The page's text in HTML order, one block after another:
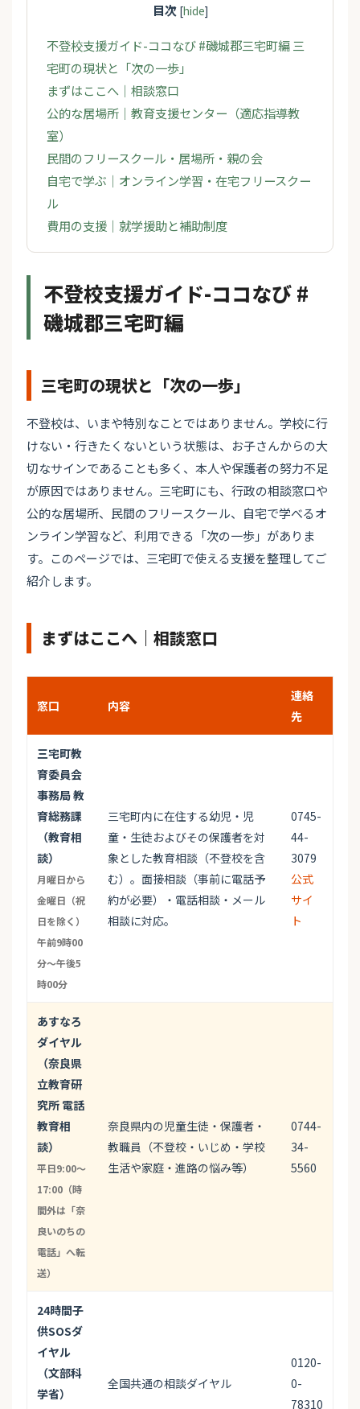
目次 [hide]
不登校支援ガイド-ココなび #磯城郡三宅町編 三
宅町の現状と「次の一歩」
まずはここへ｜相談窓口
公的な居場所｜教育支援センター（適応指導教
室）
民間のフリースクール・居場所・親の会
自宅で学ぶ｜オンライン学習・在宅フリースクー
ル
費用の支援｜就学援助と補助制度
不登校支援ガイド-ココなび #
磯城郡三宅町編
三宅町の現状と「次の一歩」
不登校は、いまや特別なことではありません。学校に行
けない・行きたくないという状態は、お子さんからの大
切なサインであることも多く、本人や保護者の努力不足
が原因ではありません。三宅町にも、行政の相談窓口や
公的な居場所、民間のフリースクール、自宅で学べるオ
ンライン学習など、利用できる「次の一歩」がありま
す。このページでは、三宅町で使える支援を整理してご
紹介します。
まずはここへ｜相談窓口
窓口 内容
連絡
先
三宅町教
育委員会
事務局 教
育総務課
（教育相
談）
月曜日から
金曜日（祝
日を除く）
午前9時00
分～午後5
時00分
三宅町内に在住する幼児・児
童・生徒およびその保護者を対
象とした教育相談（不登校を含
む）。面接相談（事前に電話予
約が必要）・電話相談・メール
相談に対応。
0745-
44-
3079
公式
サイ
ト
あすなろ
ダイヤル
（奈良県
立教育研
究所 電話
教育相
談）
平日9:00〜
17:00（時
間外は「奈
良いのちの
電話」へ転
送）
奈良県内の児童生徒・保護者・
教職員（不登校・いじめ・学校
生活や家庭・進路の悩み等）
0744-
34-
5560
24時間子
供SOSダ
イヤル
（文部科
学省）
全国共通の相談ダイヤル
0120-
0-
78310